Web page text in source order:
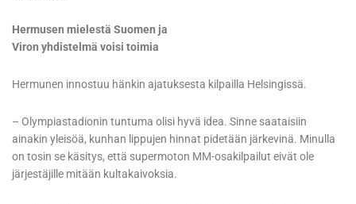
Hermusen mielestä Suomen ja
Viron yhdistelmä voisi toimia
Hermunen innostuu hänkin ajatuksesta kilpailla Helsingissä.
– Olympiastadionin tuntuma olisi hyvä idea. Sinne saataisiin
ainakin yleisöä, kunhan lippujen hinnat pidetään järkevinä. Minulla
on tosin se käsitys, että supermoton MM-osakilpailut eivät ole
järjestäjille mitään kultakaivoksia.